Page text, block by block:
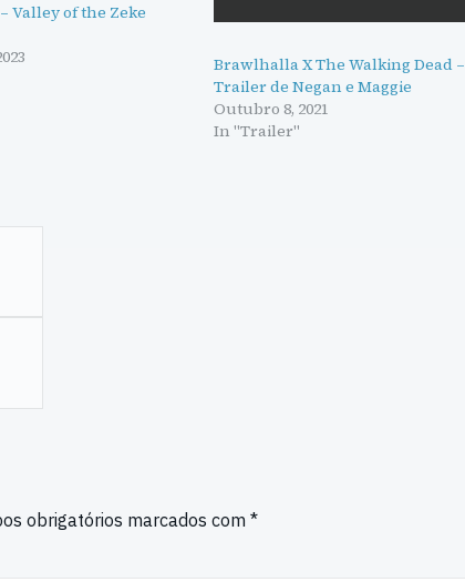
Valley of the Zeke
Brawlhalla X The Walking Dead –
Trailer de Negan e Maggie
Outubro 8, 2021
In "Trailer"
obrigatórios marcados com *